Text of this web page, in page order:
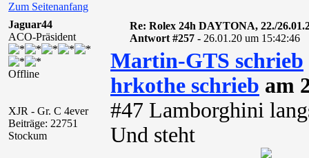
Zum Seitenanfang
Jaguar44
ACO-Präsident
Offline
XJR - Gr. C 4ever
Beiträge: 22751
Stockum
Re: Rolex 24h DAYTONA, 22./
Antwort #257 - 26.01.20 um 15:42:46
Martin-GTS schrieb
hrkothe schrieb am
#47 Lamborghini
Und steht